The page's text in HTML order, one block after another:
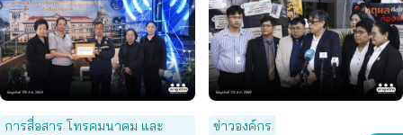
การสื่อสาร โทรคมนาคม และ
ข่าวองค์กร